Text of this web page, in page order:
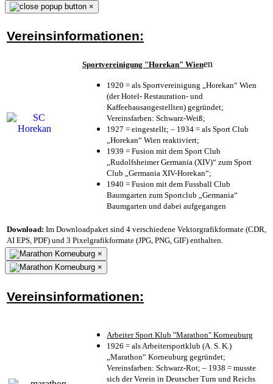
×
Vereinsinformationen:
Sportvereinigung "Horekan" Wienen
1920 = als Sportvereinigung „Horekan“ Wien
(der Hotel- Restauration- und
Kaffeehausangestellten) gegründet;
Vereinsfarben: Schwarz-Weiß;
1927 = eingestellt; – 1934 = als Sport Club
„Horekan“ Wien reaktiviert;
1939 = Fusion mit dem Sport Club
„Rudolfsheimer Germania (XIV)“ zum Sport
Club „Germania XIV-Horekan“;
1940 = Fusion mit dem Fussball Club
Baumgarten zum Sportclub „Germania“
Baumgarten und dabei aufgegangen
Download: Im Downloadpaket sind 4 verschiedene Vektorgrafikformate (CDR,
AI EPS, PDF) und 3 Pixelgrafikformate (JPG, PNG, GIF) enthalten.
×
×
Vereinsinformationen:
Arbeiter Sport Klub "Marathon" Korneuburg
1926 = als Arbeitersportklub (A. S. K.)
„Marathon“ Korneuburg gegründet;
Vereinsfarben: Schwarz-Rot; – 1938 = musste
sich der Verein in Deutscher Turn und Reichs